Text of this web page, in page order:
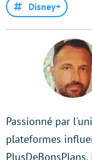
Disney+
Passionné par
plateformes